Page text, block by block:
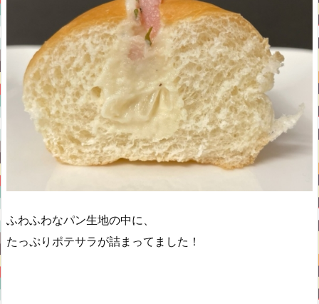
ふわふわなパン生地の中に、
たっぷりポテサラが詰まってました！